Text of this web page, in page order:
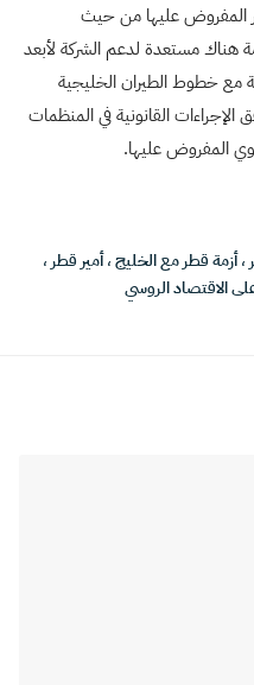
المفروض عليها من حيث
هناك مستعدة لدعم الشركة لأبعد
مع خطوط الطيران الخليجية
القانونية في المنظمات
المفروض عليها.
،أزمة قطر مع الخليج،أمير قطر ،
الاقتصاد الروسي